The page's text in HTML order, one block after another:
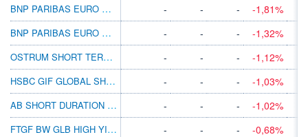
BNP PARIBAS EURO HY SHORT DUR BD N D
- - -
-1,81%
BNP PARIBAS EURO HY SHORT DUR BD CL D
- - -
-1,32%
OSTRUM SHORT TERM GLB HI INC H-R/D EUR
- - -
-1,12%
HSBC GIF GLOBAL SHRT DUR HIYLD BD ADHEUR
- - -
-1,03%
AB SHORT DURATION HIGH YIELD IT EUR H
- - -
-1,02%
FTGF BW GLB HIGH YIELD PR EURH ACC AH
- - -
-0,68%